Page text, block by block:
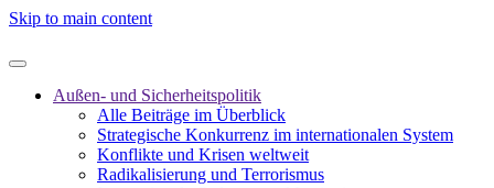
Skip to main content
Außen- und Sicherheitspolitik
Alle Beiträge im Überblick
Strategische Konkurrenz im internationalen System
Konflikte und Krisen weltweit
Radikalisierung und Terrorismus